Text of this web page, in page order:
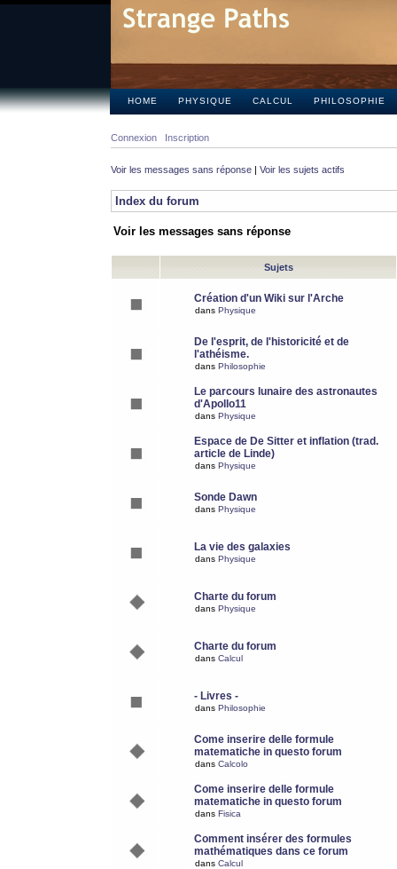
HOME PHYSIQUE CALCUL PHILOSOPHIE
Connexion Inscription
Voir les messages sans réponse | Voir les sujets actifs
Index du forum
Voir les messages sans réponse
Sujets
Création d'un Wiki sur l'Arche
dans Physique
De l'esprit, de l'historicité et de
l'athéisme.
dans Philosophie
Le parcours lunaire des astronautes
d'Apollo11
dans Physique
Espace de De Sitter et inflation (trad.
article de Linde)
dans Physique
Sonde Dawn
dans Physique
La vie des galaxies
dans Physique
Charte du forum
dans Physique
Charte du forum
dans Calcul
- Livres -
dans Philosophie
Come inserire delle formule
matematiche in questo forum
dans Calcolo
Come inserire delle formule
matematiche in questo forum
dans Fisica
Comment insérer des formules
mathématiques dans ce forum
dans Calcul